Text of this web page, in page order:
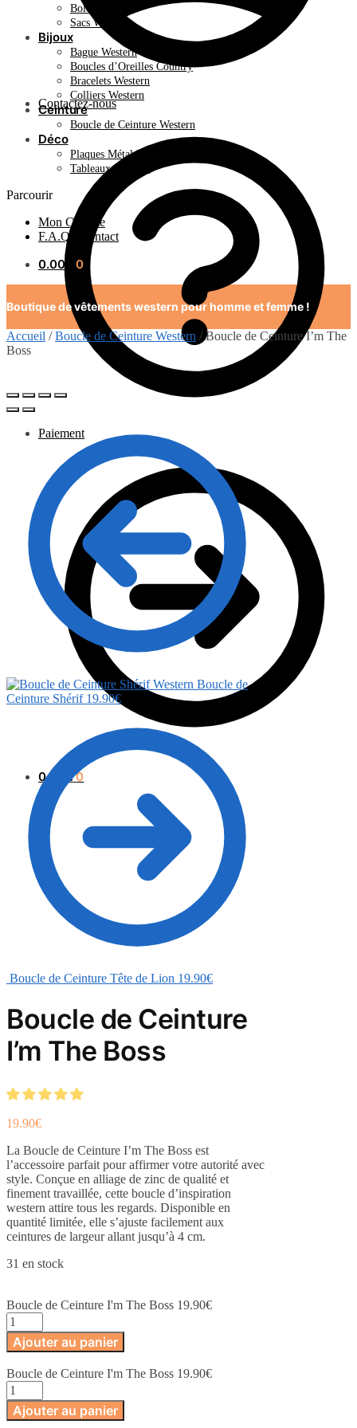
Contactez-nous
Paiement
0.00 € 0
Bolo Tie
Sacs Western
Bijoux
Bague Western
Boucles d’Oreilles Country
Bracelets Western
Colliers Western
Ceinture
Boucle de Ceinture Western
Déco
Plaques Métal Déco Américaine
Tableaux Western
Parcourir
Mon Compte
F.A.Q / Contact
0.00€ 0
Boutique de vêtements western pour homme et femme !
Accueil /Boucle de Ceinture Western / Boucle de Ceinture I’m The
Boss
Boucle de
Ceinture Shérif 19.90€
Boucle de Ceinture Tête de Lion 19.90€
Boucle de Ceinture
I’m The Boss
19.90€
La Boucle de Ceinture I’m The Boss est
l’accessoire parfait pour affirmer votre autorité avec
style. Conçue en alliage de zinc de qualité et
finement travaillée, cette boucle d’inspiration
western attire tous les regards. Disponible en
quantité limitée, elle s’ajuste facilement aux
ceintures de largeur allant jusqu’à 4 cm.
31 en stock
Boucle de Ceinture I'm The Boss 19.90€
quantité
de
Boucle
Ceinture
I'm
The
Boss
Ajouter au panier
Boucle de Ceinture I'm The Boss 19.90€
quantité
de
Boucle
Ajouter au panier